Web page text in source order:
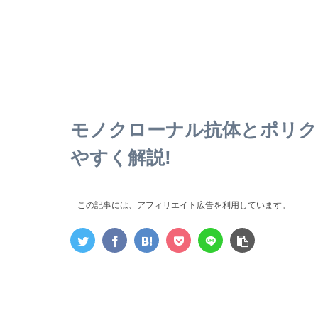
モノクローナル抗体とポリ
やすく解説!
この記事には、アフィリエイト広告を利用しています。